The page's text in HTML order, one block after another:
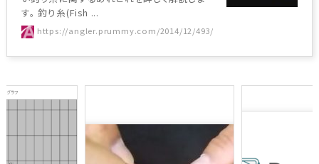
す。 釣り糸(Fish ...
https://angler.prummy.com/2014/12/493/